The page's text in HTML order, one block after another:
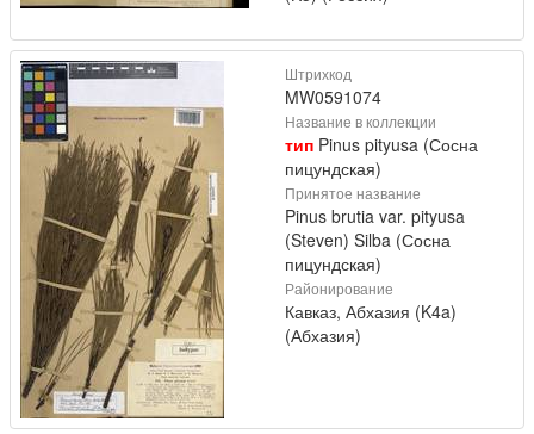
Штрихкод
MW0591074
Название в коллекции
тип Pinus pityusa (Сосна
пицундская)
Принятое название
Pinus brutia var. pityusa
(Steven) Silba (Сосна
пицундская)
Районирование
Кавказ, Абхазия (K4a)
(Абхазия)